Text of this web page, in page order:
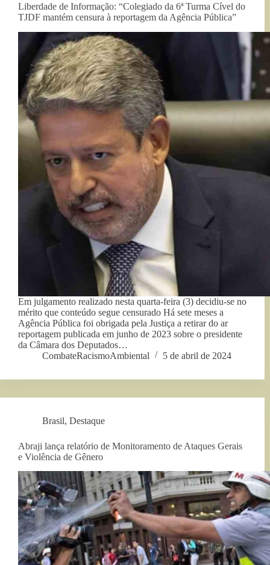
Liberdade de Informação: “Colegiado da 6ª Turma Cível do
TJDF mantém censura à reportagem da Agência Pública”
Em julgamento realizado nesta quarta-feira (3) decidiu-se no
mérito que conteúdo segue censurado Há sete meses a
Agência Pública foi obrigada pela Justiça a retirar do ar
reportagem publicada em junho de 2023 sobre o presidente
da Câmara dos Deputados…
CombateRacismoAmbiental
5 de abril de 2024
Brasil, Destaque
Abraji lança relatório de Monitoramento de Ataques Gerais
e Violência de Gênero